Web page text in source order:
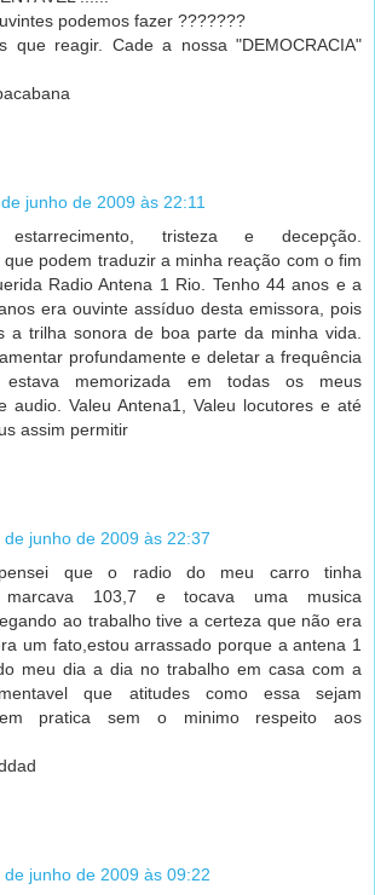
podemos fazer ???????
que reagir. Cade a nossa "DEMOCRACIA"
junho de 2009 às 22:11
estarrecimento, tristeza e decepção.
que podem traduzir a minha reação com o fim
Radio Antena 1 Rio. Tenho 44 anos e a
era ouvinte assíduo desta emissora, pois
a trilha sonora de boa parte da minha vida.
profundamente e deletar a frequência
memorizada em todas os meus
audio. Valeu Antena1, Valeu locutores e até
assim permitir
de junho de 2009 às 22:37
que o radio do meu carro tinha
marcava 103,7 e tocava uma musica
ao trabalho tive a certeza que não era
um fato,estou arrassado porque a antena 1
meu dia a dia no trabalho em casa com a
que atitudes como essa sejam
em pratica sem o minimo respeito aos
de junho de 2009 às 09:22